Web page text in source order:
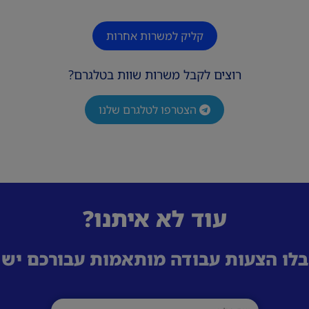
קליק למשרות אחרות
רוצים לקבל משרות שוות בטלגרם?
הצטרפו לטלגרם שלנו
עוד לא איתנו?
הצעות עבודה מותאמות עבורכם